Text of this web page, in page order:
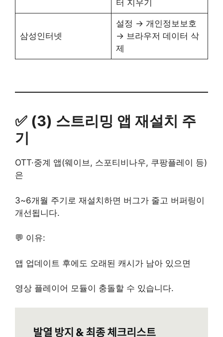
터 지우기
삼성인터넷
설정 → 개인정보보호
→ 브라우저 데이터 삭
제
✅ (3) 스트리밍 앱 재설치 주
기
OTT·중계 앱(웨이브, 스포티비나우, 쿠팡플레이 등)
은
3~6개월 주기로 재설치하면 버그가 줄고 버퍼링이
개선됩니다.
💬 이유:
앱 업데이트 후에도 오래된 캐시가 남아 있으면
영상 플레이어 모듈이 충돌할 수 있습니다.